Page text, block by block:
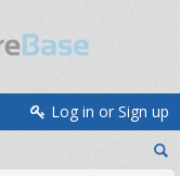
Log in or Sign up